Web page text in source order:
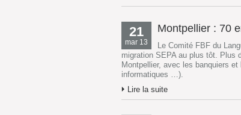
21
mar 13
Montpellier : 70
Le Comité FBF du
migration SEPA au plus tôt. Plus
Montpellier, avec les banquiers
informatiques …).
Lire la suite